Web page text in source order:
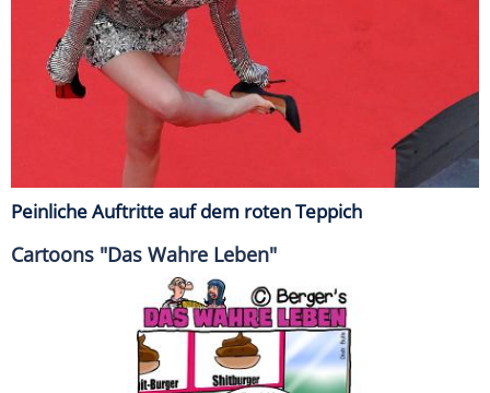
Peinliche Auftritte auf dem roten Teppich
Cartoons "Das Wahre Leben"